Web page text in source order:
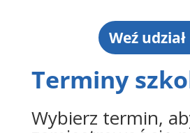
Weź udział
Terminy
Wybierz termin,